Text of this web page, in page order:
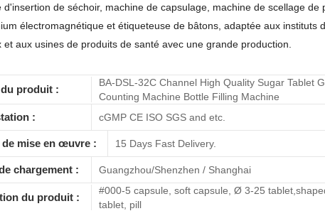
d'insertion de séchoir, machine de capsulage, machine de scellage de
électromagnétique et étiqueteuse de bâtons, adaptée aux instituts
et aux usines de produits de santé avec une grande production.
produit :
BA-DSL-32C Channel High Quality Sugar Tablet
Counting Machine Bottle Filling Machine
: cGMP CE ISO SGS and etc.
de mise en œuvre : 15 Days Fast Delivery.
chargement : Guangzhou/Shenzhen / Shanghai
du produit :
#000-5 capsule, soft capsule, Ø 3-25
tablet, pill